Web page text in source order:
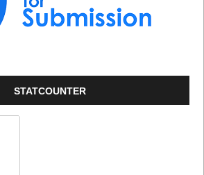
STATCOUNTER